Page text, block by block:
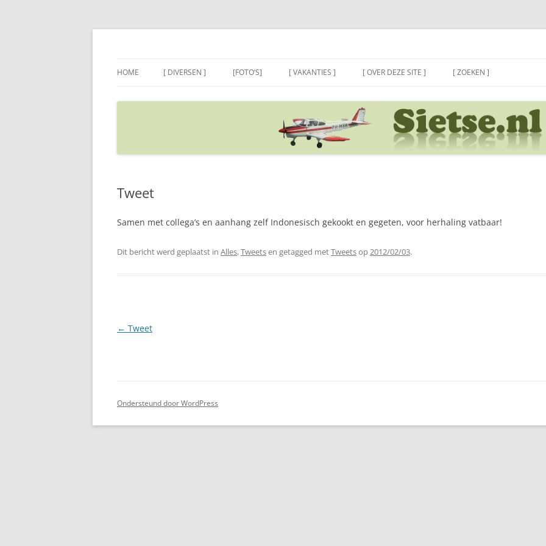
Ga
HOME [ DIVERSEN ] [FOTO’S] [ VAKANTIES ] [ OVER DEZE SITE ] [ ZOEKEN ]
Tweet
Samen met collega’s en aanhang zelf Indonesisch gekookt en gegeten, voor herhaling vatbaar!
Dit bericht werd geplaatst in Alles,Tweetsen getagged metTweetsop2012/02/03.
Berichtnavigatie
← Tweet
Ondersteund door WordPress